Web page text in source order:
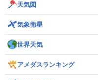
天気図
気象衛星
世界天気
アメダスランキング